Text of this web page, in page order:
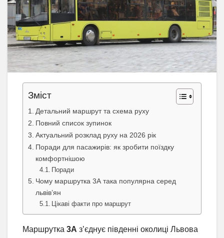
Зміст
Детальний маршрут та схема руху
Повний список зупинок
Актуальний розклад руху на 2026 рік
Поради для пасажирів: як зробити поїздку
комфортнішою
Поради
Чому маршрутка 3А така популярна серед
львів’ян
Цікаві факти про маршрут
Маршрутка 3А з’єднує південні околиці Львова